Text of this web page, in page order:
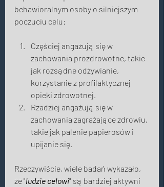
behawioralnym osoby o silniejszym
poczuciu celu:
Częściej angażują się w
zachowania prozdrowotne, takie
jak rozsądne odżywianie,
korzystanie z profilaktycznej
opieki zdrowotnej.
Rzadziej angażują się w
zachowania zagrażające zdrowiu,
takie jak palenie papierosów i
upijanie się.
Rzeczywiście, wiele badań wykazało,
że "ludzie celowi" są bardziej aktywni